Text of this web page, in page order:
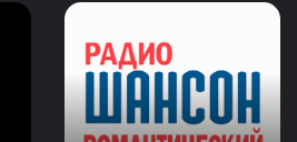
Радио
Романтический